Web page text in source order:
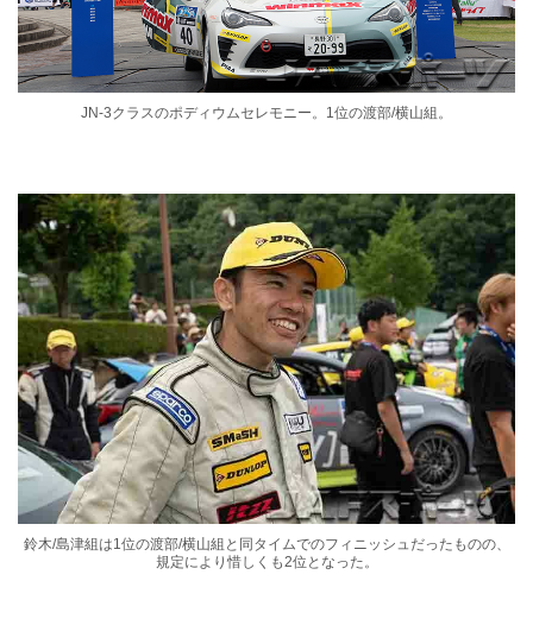
JN-3クラスのポディウムセレモニー。1位の渡部/横⼭組。
鈴⽊/島津組は1位の渡部/横⼭組と同タイムでのフィニッシュだったものの、
規定により惜しくも2位となった。